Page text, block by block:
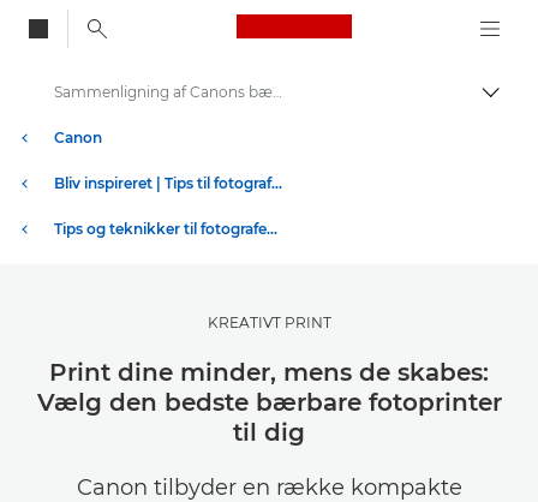
Canon Logo, back
Skift
Canon
Bliv inspireret | Tips til fotografering og print og købervejledninger
Tips og teknikker til fotografering og print
Sammenligning af Canons bærbare printere
KREATIVT PRINT
Print dine minder, mens de skabes:
Vælg den bedste bærbare fotoprinter
til dig
Canon tilbyder en række kompakte